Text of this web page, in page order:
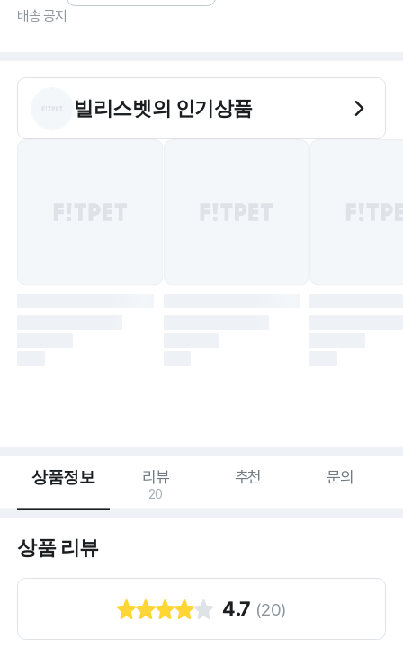
배송 공지
빌리스벳의 인기상품
상품정보 리뷰
20
추천 문의
상품 리뷰
4.7 (20)